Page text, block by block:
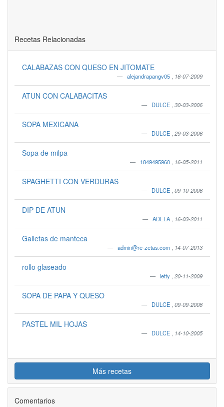
Recetas Relacionadas
CALABAZAS CON QUESO EN JITOMATE
alejandrapangv05 16-07-2009
ATUN CON CALABACITAS
DULCE 30-03-2006
SOPA MEXICANA
DULCE 29-03-2006
Sopa de milpa
1849495960 16-05-2011
SPAGHETTI CON VERDURAS
DULCE 09-10-2006
DIP DE ATUN
ADELA 16-03-2011
Galletas de manteca
admin@re-zetas.com 14-07-2013
rollo glaseado
letty 20-11-2009
SOPA DE PAPA Y QUESO
DULCE 09-09-2008
PASTEL MIL HOJAS
DULCE 14-10-2005
Más recetas
Comentarios